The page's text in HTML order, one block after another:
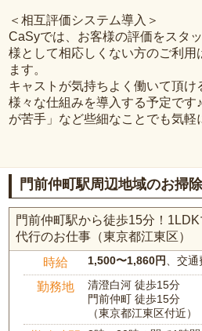
＜相互評価システム導入＞
CaSyでは、お客様の評価をスタ
様として相応しくない方のご利用
ます。
キャストが気持ちよく働いて頂け
様々な仕組みを導入する予定です
が苦手」など些細なことでも気軽
門前仲町駅周辺地域のお掃
門前仲町駅から徒歩15分！
代行のお仕事（東京都江東区）
時給 1,500〜1,860円、交通
勤務地
清澄白河 徒歩15分
門前仲町 徒歩15分
（東京都江東区付近）